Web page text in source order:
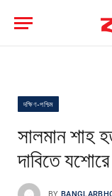
দক্ষিণ-পশ্চিম
সালমান শাহ
দাবিতে